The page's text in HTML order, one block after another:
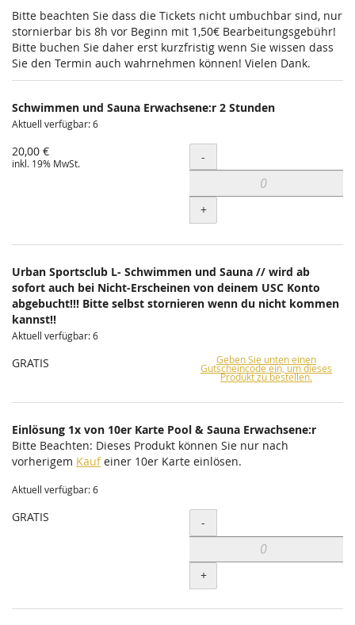
Bitte beachten Sie dass die Tickets nicht umbuchbar sind, nur
stornierbar bis 8h vor Beginn mit 1,50€ Bearbeitungsgebühr!
Bitte buchen Sie daher erst kurzfristig wenn Sie wissen dass
Sie den Termin auch wahrnehmen können! Vielen Dank.
Schwimmen und Sauna Erwachsene:r 2 Stunden
Aktuell verfügbar: 6
20,00 €
inkl. 19% MwSt. Menge
-
+
Urban Sportsclub L- Schwimmen und Sauna // wird ab
sofort auch bei Nicht-Erscheinen von deinem USC Konto
abgebucht!!! Bitte selbst stornieren wenn du nicht kommen
kannst!!
Aktuell verfügbar: 6
GRATIS Geben Sie unten einen
Gutscheincode ein, um dieses
Produkt zu bestellen.
Einlösung 1x von 10er Karte Pool & Sauna Erwachsene:r
Bitte Beachten: Dieses Produkt können Sie nur nach
vorherigem Kaufeiner 10er Karte einlösen.
Aktuell verfügbar: 6
GRATIS Menge
-
+